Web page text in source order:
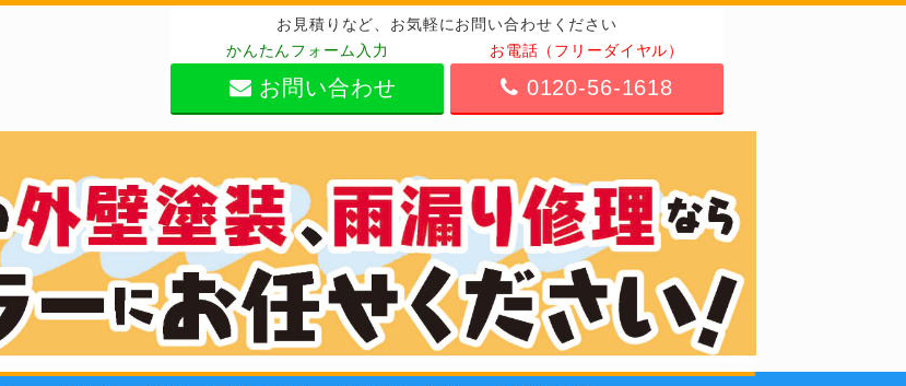
お見積りなど、お気軽にお問い合わせください
かんたんフォーム入力
お問い合わせ
お電話（フリーダイヤル）
0120-56-1618